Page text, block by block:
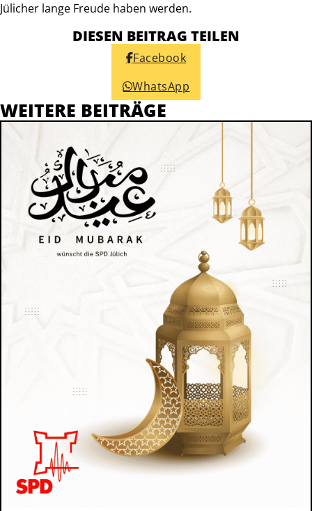
Jülicher lange Freude haben werden.
DIESEN BEITRAG TEILEN
Facebook
WhatsApp
WEITERE BEITRÄGE